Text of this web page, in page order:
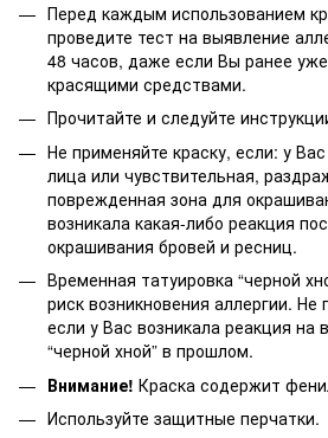
Перед каждым использованием
проведите тест на выявление
48 часов, даже если Вы ранее
красящими средствами.
Прочитайте и следуйте
Не применяйте краску, если: у
лица или чувствительная,
поврежденная зона для
возникала какая-либо реакция
окрашивания бровей и ресниц.
Временная татуировка “черной
риск возникновения аллергии. Не
если у Вас возникала реакция на
“черной хной” в прошлом.
Внимание! Краска содержит
Используйте защитные перчатки.